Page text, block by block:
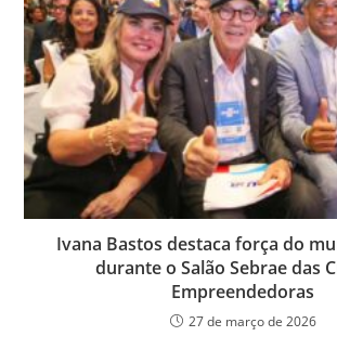
Ivana Bastos destaca força do
durante o Salão Sebrae das
Empreendedoras
27 de março de 2026